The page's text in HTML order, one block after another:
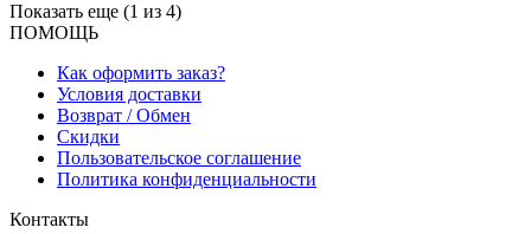
Показать еще (1 из 4)
ПОМОЩЬ
Как оформить заказ?
Условия доставки
Возврат / Обмен
Скидки
Пользовательское соглашение
Политика конфиденциальности
Контакты